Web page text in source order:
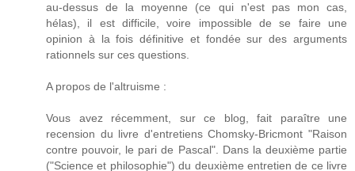
au-dessus de la moyenne (ce qui n'est pas mon cas,
hélas), il est difficile, voire impossible de se faire une
opinion à la fois définitive et fondée sur des arguments
rationnels sur ces questions.
A propos de l'altruisme :
Vous avez récemment, sur ce blog, fait paraître une
recension du livre d'entretiens Chomsky-Bricmont "Raison
contre pouvoir, le pari de Pascal". Dans la deuxième partie
("Science et philosophie") du deuxième entretien de ce livre